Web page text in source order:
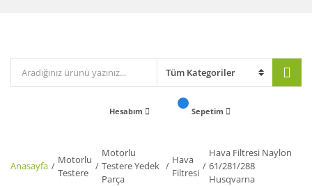
Hesabım Sepetim
Anasayfa
Motorlu
Testere
Motorlu
Testere Yedek
Parça
Hava
Filtresi
Hava Filtresi Naylon
61/281/288
Husqvarna